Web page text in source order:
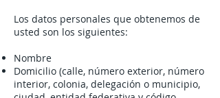
Los datos personales que obtenemos de
usted son los siguientes:
Nombre
Domicilio (calle, número exterior, número
interior, colonia, delegación o municipio,